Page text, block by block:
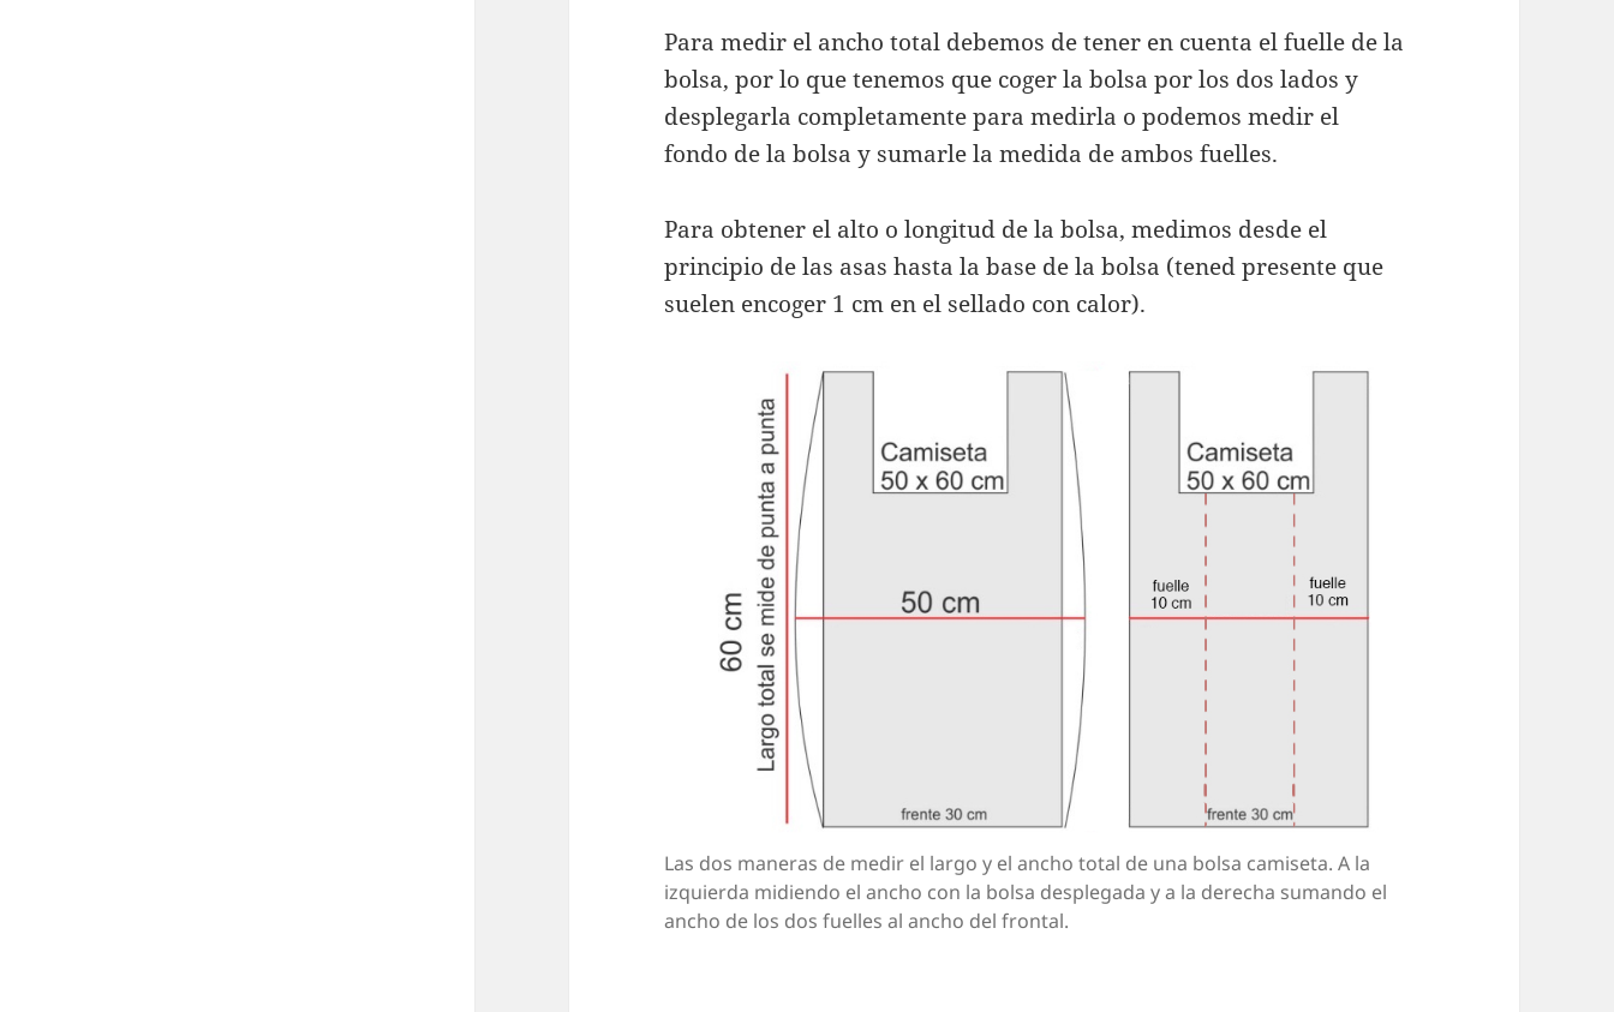
Para medir el ancho total debemos de tener en cuenta el fuelle de la
bolsa, por lo que tenemos que coger la bolsa por los dos lados y
desplegarla completamente para medirla o podemos medir el
fondo de la bolsa y sumarle la medida de ambos fuelles.
Para obtener el alto o longitud de la bolsa, medimos desde el
principio de las asas hasta la base de la bolsa (tened presente que
suelen encoger 1 cm en el sellado con calor).
Las dos maneras de medir el largo y el ancho total de una bolsa camiseta. A la
izquierda midiendo el ancho con la bolsa desplegada y a la derecha sumando el
ancho de los dos fuelles al ancho del frontal.